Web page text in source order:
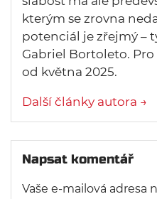
kterým se zrovna
potenciál je zřejmý –
Gabriel Bortoleto.
od května 2025.
Další články autora →
Napsat komentář
Vaše e-mailová adresa